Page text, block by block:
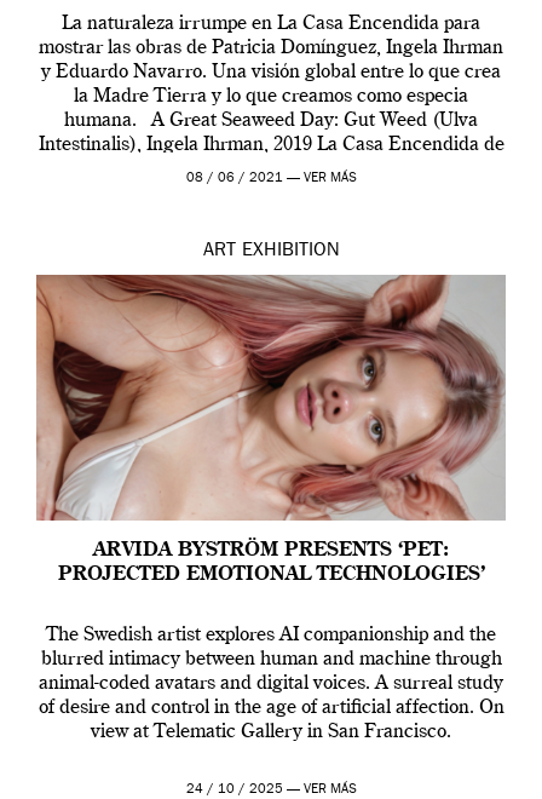
La naturaleza irrumpe en La Casa Encendida para
mostrar las obras de Patricia Domínguez, Ingela Ihrman
y Eduardo Navarro. Una visión global entre lo que crea
la Madre Tierra y lo que creamos como especia
humana. A Great Seaweed Day: Gut Weed (Ulva
Intestinalis), Ingela Ihrman, 2019 La Casa Encendida de
Madrid y la Wellcome […]
08 / 06 / 2021 — VER MÁS
ART EXHIBITION
ARVIDA BYSTRÖM PRESENTS ‘PET:
PROJECTED EMOTIONAL TECHNOLOGIES’
The Swedish artist explores AI companionship and the
blurred intimacy between human and machine through
animal-coded avatars and digital voices. A surreal study
of desire and control in the age of artificial affection. On
view at Telematic Gallery in San Francisco.
24 / 10 / 2025 — VER MÁS